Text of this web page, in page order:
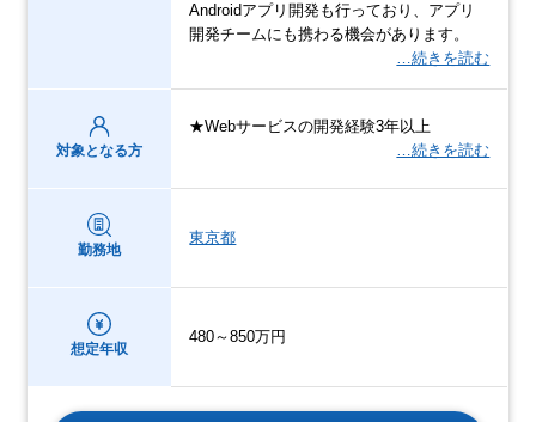
Androidアプリ開発も行っており、アプリ
開発チームにも携わる機会があります。
…続きを読む
対象となる方
★Webサービスの開発経験3年以上
…続きを読む
勤務地
東京都
想定年収
480～850万円